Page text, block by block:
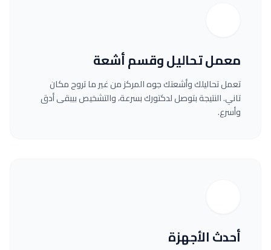
معمل تحاليل وقسم أشعة
تعمل تحاليلك وأشعتك جوه المركز من غير ما تروح مكان
تاني. النتيجة بتوصل لدكتورك بسرعة، والتشخيص بيبقى أدق
وأسرع.
أحدث الأجهزة